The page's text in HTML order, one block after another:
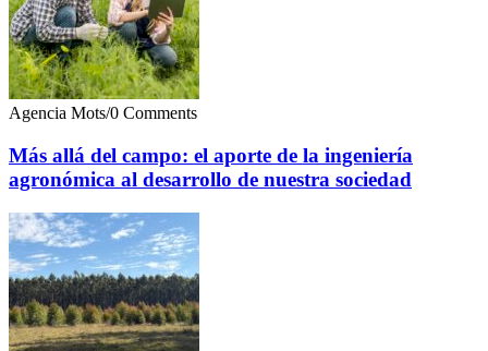
Agencia Mots/0 Comments
Más allá del campo: el aporte de la ingeniería
agronómica al desarrollo de nuestra sociedad